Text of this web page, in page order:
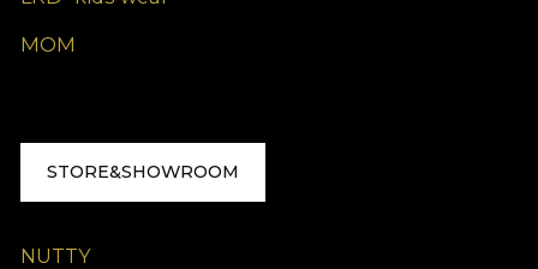
MOM
STORE&SHOWROOM
NUTTY